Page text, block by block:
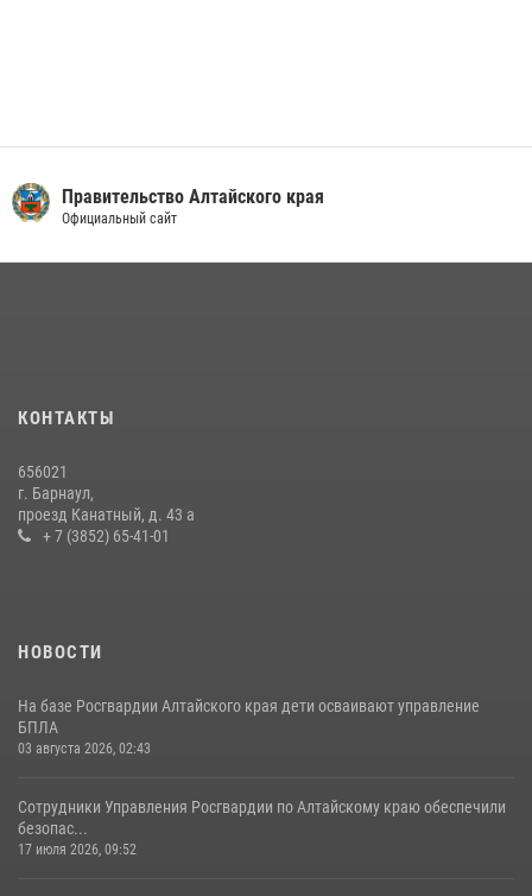
Правительство Алтайского края
Официальный сайт
КОНТАКТЫ
656021
г. Барнаул,
проезд Канатный, д. 43 а
+ 7 (3852) 65-41-01
НОВОСТИ
На базе Росгвардии Алтайского края дети осваивают управление
БПЛА
03 августа 2026, 02:43
Сотрудники Управления Росгвардии по Алтайскому краю обеспечили
безопас...
17 июля 2026, 09:52